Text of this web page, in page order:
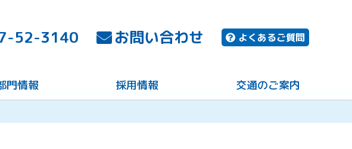
52-3140 お問い合わせ よくあるご質問
門情報 採用情報 交通のご案内